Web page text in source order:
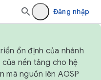
Đăng nhập
ổn định của nhánh
nền tảng cho hệ
mã nguồn lên AOSP